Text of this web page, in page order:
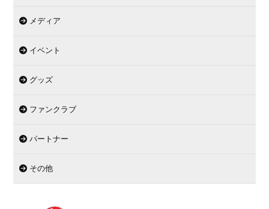
メディア
イベント
グッズ
ファンクラブ
パートナー
その他